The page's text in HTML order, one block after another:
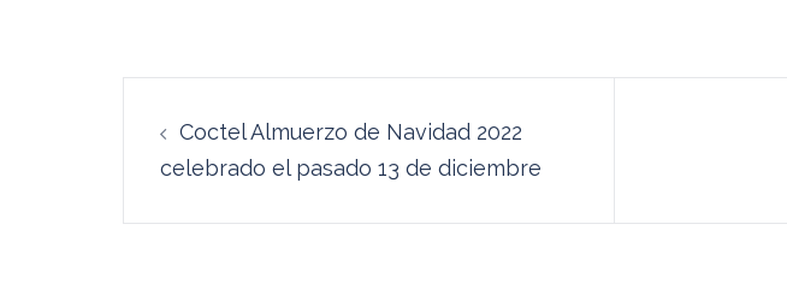
de
entradas
Coctel Almuerzo de Navidad 2022
celebrado el pasado 13 de diciembre